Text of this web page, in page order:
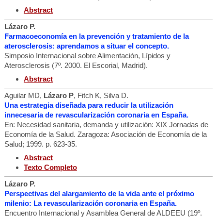
Abstract
Lázaro P.
Farmacoeconomía en la prevención y tratamiento de la
aterosclerosis: aprendamos a situar el concepto.
Simposio Internacional sobre Alimentación, Lípidos y
Aterosclerosis (7º. 2000. El Escorial, Madrid).
Abstract
Aguilar MD, Lázaro P, Fitch K, Silva D.
Una estrategia diseñada para reducir la utilización
innecesaria de revascularización coronaria en España.
En: Necesidad sanitaria, demanda y utilización: XIX Jornadas de
Economía de la Salud. Zaragoza: Asociación de Economía de la
Salud; 1999. p. 623-35.
Abstract
Texto Completo
Lázaro P.
Perspectivas del alargamiento de la vida ante el próximo
milenio: La revascularización coronaria en España.
Encuentro Internacional y Asamblea General de ALDEEU (19º.